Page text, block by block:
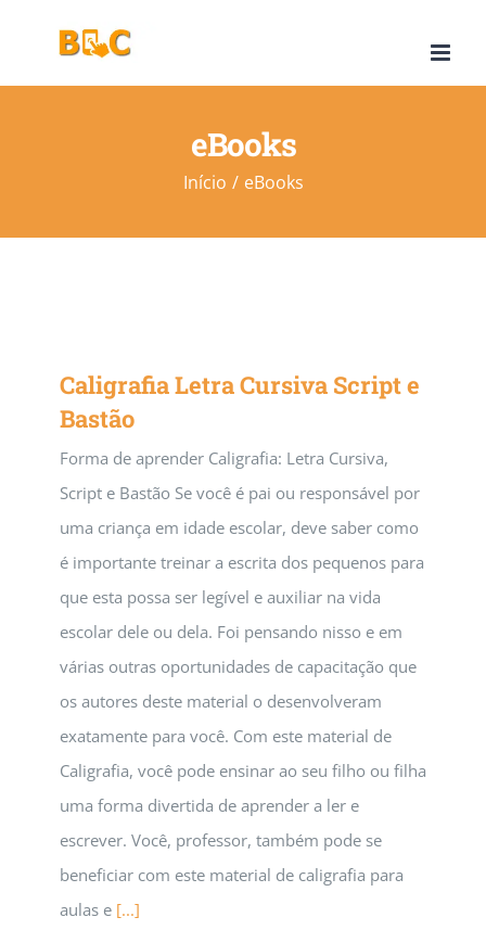
o
eBooks
Início eBooks
Caligrafia Letra Cursiva Script e
Bastão
Forma de aprender Caligrafia: Letra Cursiva,
Script e Bastão Se você é pai ou responsável por
uma criança em idade escolar, deve saber como
é importante treinar a escrita dos pequenos para
que esta possa ser legível e auxiliar na vida
escolar dele ou dela. Foi pensando nisso e em
várias outras oportunidades de capacitação que
os autores deste material o desenvolveram
exatamente para você. Com este material de
Caligrafia, você pode ensinar ao seu filho ou filha
uma forma divertida de aprender a ler e
escrever. Você, professor, também pode se
beneficiar com este material de caligrafia para
aulas e [...]